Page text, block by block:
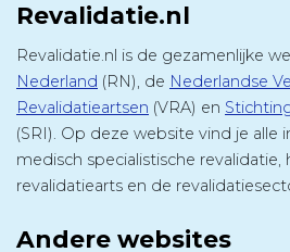
Revalidatie.nl
Revalidatie.nl is de gezamenlijke
Nederland (RN), de Nederlandse
Revalidatieartsen (VRA) en
(SRI). Op deze website vind je alle
medisch specialistische revalidatie,
revalidatiearts en de
Andere websites